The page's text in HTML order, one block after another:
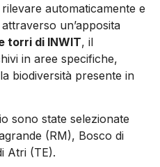
automaticamente e
un’apposita
torri di INWIT, il
in aree specifiche,
biodiversità presente in
sono state selezionate
(RM), Bosco di
Atri (TE).